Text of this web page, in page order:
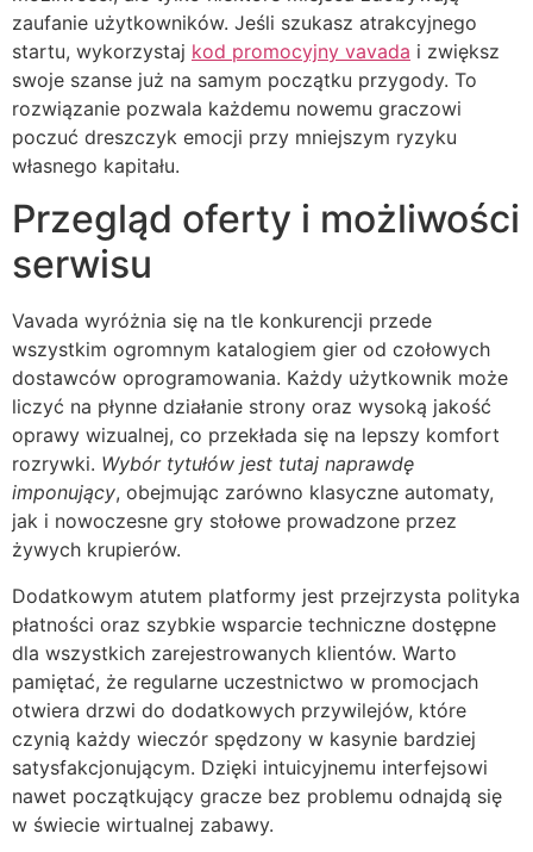
zaufanie użytkowników. Jeśli szukasz atrakcyjnego
startu, wykorzystaj kod promocyjny vavada i zwiększ
swoje szanse już na samym początku przygody. To
rozwiązanie pozwala każdemu nowemu graczowi
poczuć dreszczyk emocji przy mniejszym ryzyku
własnego kapitału.
Przegląd oferty i możliwości
serwisu
Vavada wyróżnia się na tle konkurencji przede
wszystkim ogromnym katalogiem gier od czołowych
dostawców oprogramowania. Każdy użytkownik może
liczyć na płynne działanie strony oraz wysoką jakość
oprawy wizualnej, co przekłada się na lepszy komfort
rozrywki. Wybór tytułów jest tutaj naprawdę
imponujący, obejmując zarówno klasyczne automaty,
jak i nowoczesne gry stołowe prowadzone przez
żywych krupierów.
Dodatkowym atutem platformy jest przejrzysta polityka
płatności oraz szybkie wsparcie techniczne dostępne
dla wszystkich zarejestrowanych klientów. Warto
pamiętać, że regularne uczestnictwo w promocjach
otwiera drzwi do dodatkowych przywilejów, które
czynią każdy wieczór spędzony w kasynie bardziej
satysfakcjonującym. Dzięki intuicyjnemu interfejsowi
nawet początkujący gracze bez problemu odnajdą się
w świecie wirtualnej zabawy.